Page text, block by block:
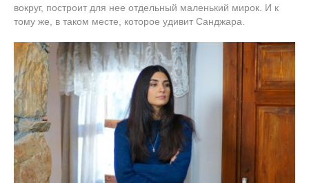
вокруг, построит для нее отдельный маленький мирок. И к
тому же, в таком месте, которое удивит Санджара.